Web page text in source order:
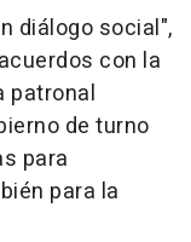
diálogo social",
con la
patronal
de turno
para
para la